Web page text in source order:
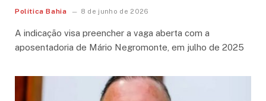
Política Bahia 8 de junho de 2026
A indicação visa preencher a vaga aberta com a
aposentadoria de Mário Negromonte, em julho de 2025